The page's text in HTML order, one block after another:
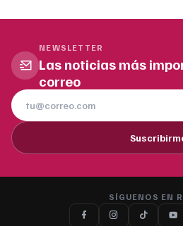
NEWSLETTER
Las noticias más
correo
SÍGUENOS EN